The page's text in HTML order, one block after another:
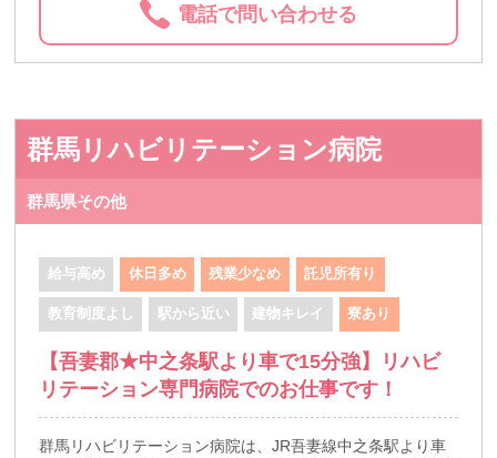
電話で問い合わせる
群馬リハビリテーション病院
群馬県その他
給与高め 休日多め 残業少なめ 託児所有り
教育制度よし 駅から近い 建物キレイ 寮あり
【吾妻郡★中之条駅より車で15分強】リハビ
リテーション専門病院でのお仕事です！
群馬リハビリテーション病院は、JR吾妻線中之条駅より車